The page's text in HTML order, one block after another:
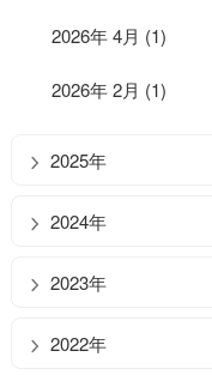
2026年 4月 (1)
2026年 2月 (1)
2025年
2024年
2023年
2022年